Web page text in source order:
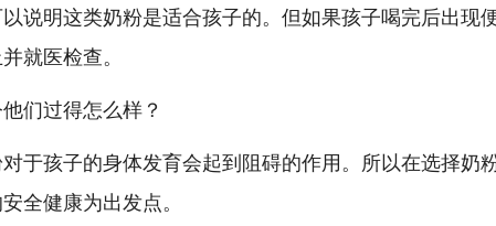
说明这类奶粉是适合孩子的。但如果孩子喝完后出现
就医检查。
于孩子的身体发育会起到阻碍的作用。所以在选择奶
全健康为出发点。